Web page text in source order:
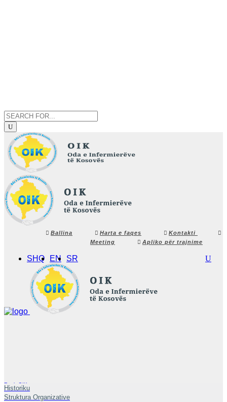
Ballina Harta e faqes
Kontakti
Meeting
Apliko për trajnime
SHQ EN SR
Rreth OIK-ut
Historiku
Struktura Organizative